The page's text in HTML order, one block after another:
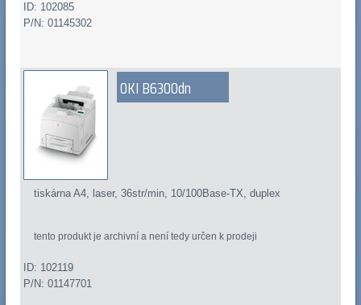
ID: 102085
P/N: 01145302
OKI B6300dn
tiskárna A4, laser, 36str/min, 10/100Base-TX, duplex
tento produkt je archivní a není tedy určen k prodeji
ID: 102119
P/N: 01147701